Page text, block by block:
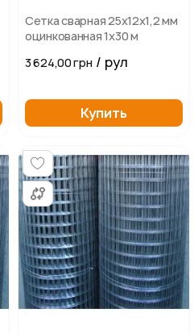
Сетка сварная 25х12х1,2 мм
оцинкованная 1х30 м
3 624,00 грн / рул
Купить